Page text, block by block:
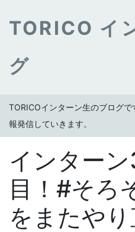
TORICO イ
グ
TORICOインターン生のブログ
報発信していきます。
インター
目！#そろ
をまたや